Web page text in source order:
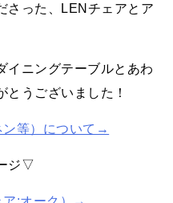
さった、LENチェアとア
イニングテーブルとあわ
うございました！
ン等）について→
ジ▽